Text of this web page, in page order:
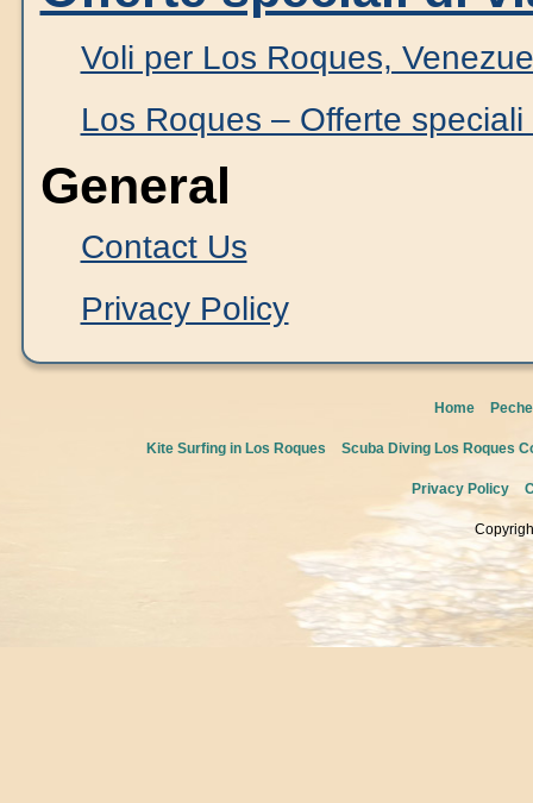
Voli per Los Roques,
Los Roques – Offerte
General
Contact Us
Privacy Policy
Home
Kite Surfing in Los Roques Scuba Diving Los Roques
Privacy Policy